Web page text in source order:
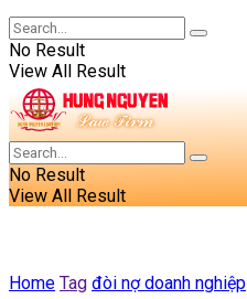
No Result
View All Result
No Result
View All Result
Home Tag đòi nợ doanh nghiệp